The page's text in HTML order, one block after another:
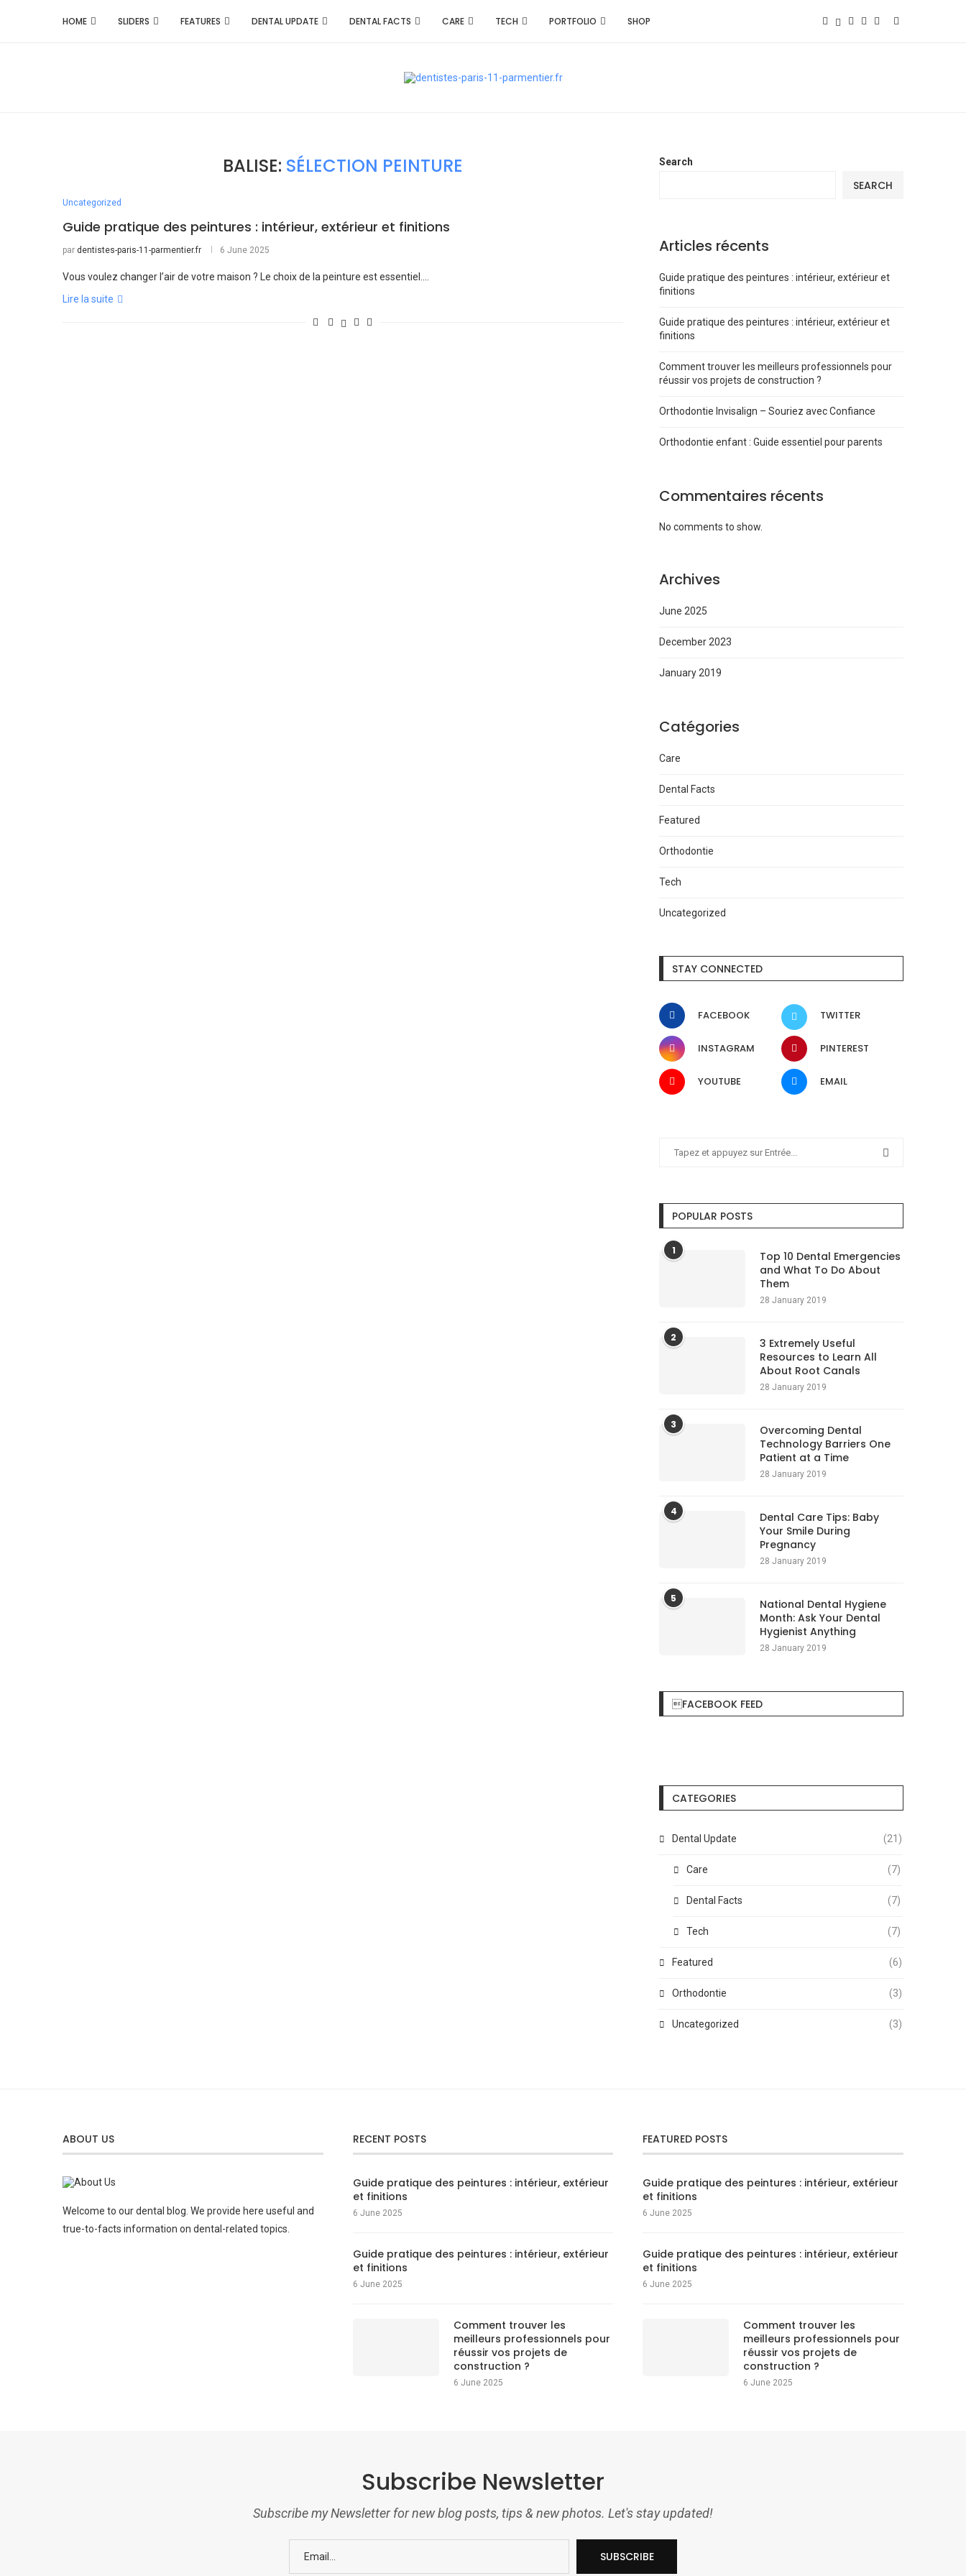
HOME SLIDERS FEATURES DENTAL UPDATE DENTAL FACTS CARE TECH PORTFOLIO SHOP
BALISE: SÉLECTION PEINTURE
Uncategorized
Guide pratique des peintures : intérieur, extérieur et finitions
par dentistes-paris-11-parmentier.fr 6 June 2025
Vous voulez changer l’air de votre maison ? Le choix de la peinture est essentiel.…
Lire la suite
Search
SEARCH
Articles récents
Guide pratique des peintures : intérieur, extérieur et
finitions
Guide pratique des peintures : intérieur, extérieur et
finitions
Comment trouver les meilleurs professionnels pour
réussir vos projets de construction ?
Orthodontie Invisalign – Souriez avec Confiance
Orthodontie enfant : Guide essentiel pour parents
Commentaires récents
No comments to show.
Archives
June 2025
December 2023
January 2019
Catégories
Care
Dental Facts
Featured
Orthodontie
Tech
Uncategorized
STAY CONNECTED
FACEBOOK TWITTER
INSTAGRAM PINTEREST
YOUTUBE EMAIL
POPULAR POSTS
1
Top 10 Dental Emergencies
and What To Do About
Them
28 January 2019
2
3 Extremely Useful
Resources to Learn All
About Root Canals
28 January 2019
3
Overcoming Dental
Technology Barriers One
Patient at a Time
28 January 2019
4
Dental Care Tips: Baby
Your Smile During
Pregnancy
28 January 2019
5
National Dental Hygiene
Month: Ask Your Dental
Hygienist Anything
28 January 2019
FACEBOOK FEED
CATEGORIES
Dental Update (21)
Care (7)
Dental Facts (7)
Tech (7)
Featured (6)
Orthodontie (3)
Uncategorized (3)
ABOUT US
Welcome to our dental blog. We provide here useful and
true-to-facts information on dental-related topics.
RECENT POSTS
Guide pratique des peintures : intérieur, extérieur
et finitions
6 June 2025
Guide pratique des peintures : intérieur, extérieur
et finitions
6 June 2025
Comment trouver les
meilleurs professionnels pour
réussir vos projets de
construction ?
6 June 2025
FEATURED POSTS
Guide pratique des peintures : intérieur, extérieur
et finitions
6 June 2025
Guide pratique des peintures : intérieur, extérieur
et finitions
6 June 2025
Comment trouver les
meilleurs professionnels pour
réussir vos projets de
construction ?
6 June 2025
Subscribe Newsletter
Subscribe my Newsletter for new blog posts, tips & new photos. Let's stay updated!